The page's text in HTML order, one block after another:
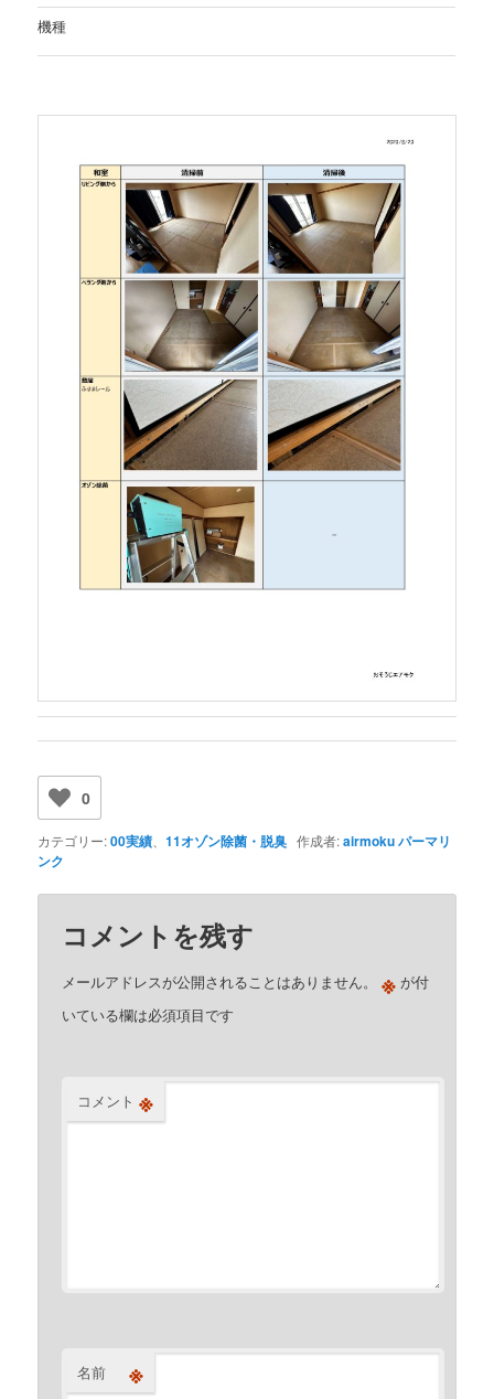
機種
0
カテゴリー:00実績 、11オゾン除菌・脱臭 作成者:airmokuパーマリ
ンク
コメントを残す
メールアドレスが公開されることはありません。 ※ が付
いている欄は必須項目です
コメント ※
名前 ※